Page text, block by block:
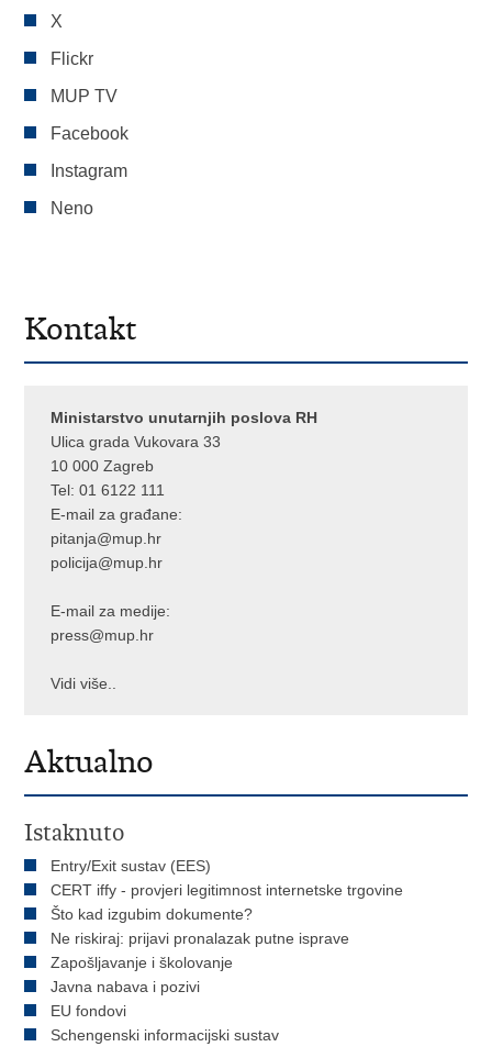
X
Flickr
MUP TV
Facebook
Instagram
Neno
Kontakt
Ministarstvo unutarnjih poslova RH
Ulica grada Vukovara 33
10 000 Zagreb
Tel:01 6122 111
E-mail za građane:
pitanja@mup.hr
policija@mup.hr
E-mail za medije:
press@mup.hr
Vidi više..
Aktualno
Istaknuto
Entry/Exit sustav (EES)
CERT iffy - provjeri legitimnost internetske trgovine
Što kad izgubim dokumente?
Ne riskiraj: prijavi pronalazak putne isprave
Zapošljavanje i školovanje
Javna nabava i pozivi
EU fondovi
Schengenski informacijski sustav